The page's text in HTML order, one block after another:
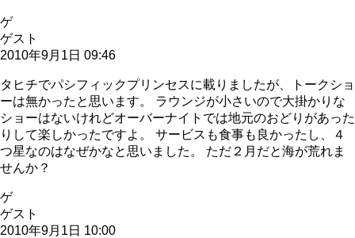
ゲ
ゲスト
2010年9月1日 09:46
タヒチでパシフィックプリンセスに載りましたが、トークショ
ーは無かったと思います。 ラウンジが小さいので大掛かりな
ショーはないけれどオーバーナイトでは地元のおどりがあった
りして楽しかったですよ。 サービスも食事も良かったし、４
つ星なのはなぜかなと思いました。 ただ２月だと海が荒れま
せんか？
ゲ
ゲスト
2010年9月1日 10:00